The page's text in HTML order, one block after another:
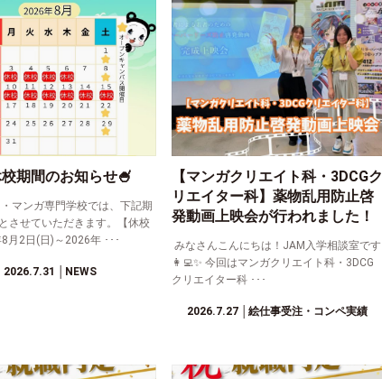
期間のお知らせ🍧
マンガ専門学校では、下記期
させていただきます。【休校
月2日(日)～2026年 ･･･
2026.7.31 │NEWS
【マンガクリエイト科・3DCGク
リエイター科】薬物乱用防止啓
発動画上映会が行われました！
みなさんこんにちは！JAM入学相談室です
👩‍💻✨ 今回はマンガクリエイト科・3DCG
クリエイター科 ･･･
2026.7.27 │絵仕事受注・コンペ実績